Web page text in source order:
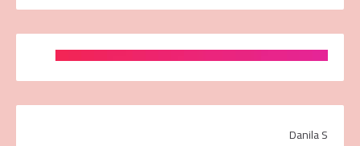
Danila S